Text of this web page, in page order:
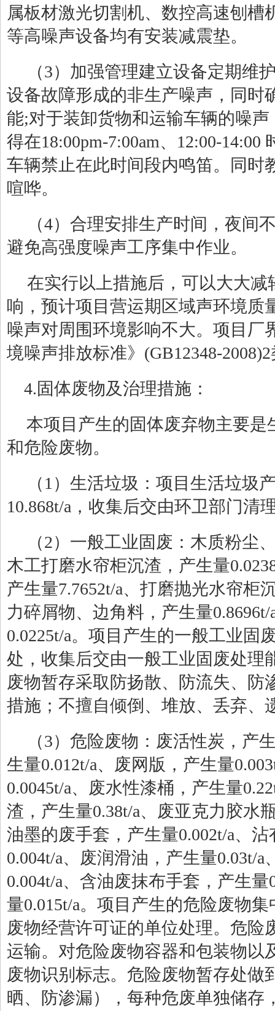
属板材激光切割机、数控高速刨槽
等高噪声设备均有安装减震垫。
（3）加强管理建立设备定期维
设备故障形成的非生产噪声，同时
能;对于装卸货物和运输车辆的噪
得在18:00pm-7:00am、 12:00-14:00
车辆禁止在此时间段内鸣笛。同时
喧哗。
（4）合理安排生产时间，夜间
避免高强度噪声工序集中作业。
在实行以上措施后，可以大大
响，预计项目营运期区域声环境质
噪声对周围环境影响不大。项目厂
境噪声排放标准》 (GB12348-2008)2
4.固体废物及治理措施：
本项目产生的固体废弃物主要
和危险废物。
（1 ）生活垃圾：项目生活垃圾
10.868t/a，收集后交由环卫部门清
（2）一般工业固废：木质粉尘
木工打磨水帘柜沉渣，产生量
产生量7.7652t/a、打磨抛光水帘柜
力碎屑物、边角料，产生量
0.0225t/a。项目产生的一般工业固
处，收集后交由一般工业固废处理
废物暂存采取防扬散、防流失、防
措施；不擅自倾倒、堆放、丢弃、
（3）危险废物：废活性炭，产
生量0.012t/a、废网版，产生量
0.0045t/a、废水性漆桶，产生量
渣，产生量0.38t/a、废亚克力胶水
油墨的废手套，产生量0.002t/a、
0.004t/a、废润滑油，产生量0.03t/
0.004t/a、含油废抹布手套，产生
量0.015t/a。项目产生的危险废物
废物经营许可证的单位处理。危险
运输。对危险废物容器和包装物以
废物识别标志。危险废物暂存处做
晒、防渗漏），每种危废单独储存